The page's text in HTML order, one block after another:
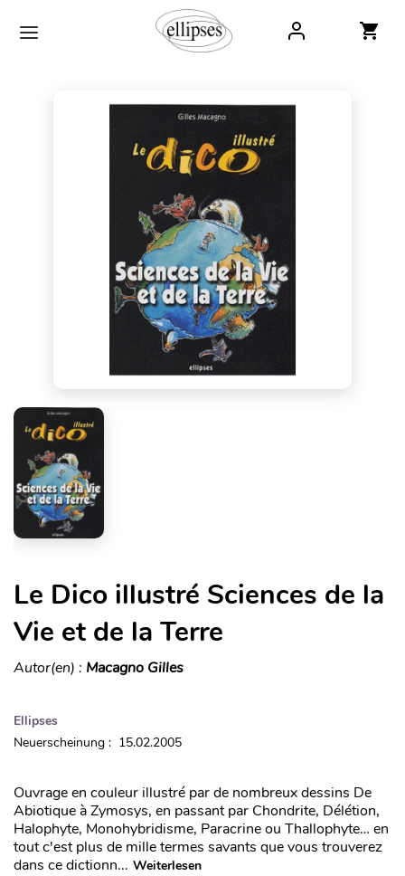
Le Dico illustré Sciences de la
Vie et de la Terre
Autor(en) : Macagno Gilles
Ellipses
Neuerscheinung : 15.02.2005
Ouvrage en couleur illustré par de nombreux dessins De
Abiotique à Zymosys, en passant par Chondrite, Délétion,
Halophyte, Monohybridisme, Paracrine ou Thallophyte… en
tout c'est plus de mille termes savants que vous trouverez
dans ce dictionn... Weiterlesen